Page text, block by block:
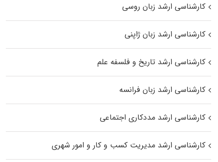
کارشناسی ارشد زبان روسی
کارشناسی ارشد زبان ژاپنی
کارشناسی ارشد تاریخ و فلسفه علم
کارشناسی ارشد زبان فرانسه
کارشناسی ارشد مددکاری اجتماعی
کارشناسی ارشد مدیریت کسب و کار و امور شهری